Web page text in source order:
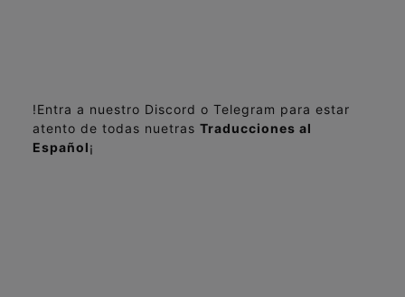
!Entra a nuestro Discord o Telegram para estar
atento de todas nuetras Traducciones al
Español¡